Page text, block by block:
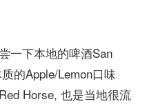
一下本地的啤酒San
的Apple/Lemon口味
Horse, 也是当地很流